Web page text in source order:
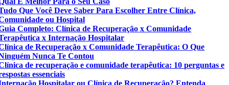
Que Você Deve Saber Para Escolher Entre Clínica,
ou Hospital
Completo: Clínica de Recuperação x Comunidade
x Internação Hospitalar
de Recuperação x Comunidade Terapêutica: O Que
Nunca Te Contou
de recuperação e comunidade terapêutica: 10 perguntas e
essenciais
Hospitalar ou Clínica de Recuperação? Entenda